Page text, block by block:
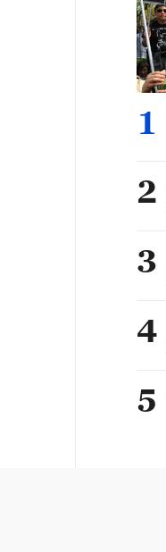
1
2
3
4
5